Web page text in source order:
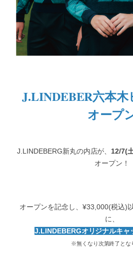
J.LINDEBER六本
オープ
J.LINDEBERG新丸の内店が、 12/7(
オープン！
オープンを記念し、¥33,000(税込)
に、
J.LINDEBERGオリジナルキャ
※無くなり次第終了とな